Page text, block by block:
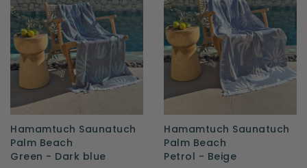
Hamamtuch Saunatuch
Palm Beach
Green - Dark blue
Hamamtuch Saunatuch
Palm Beach
Petrol - Beige